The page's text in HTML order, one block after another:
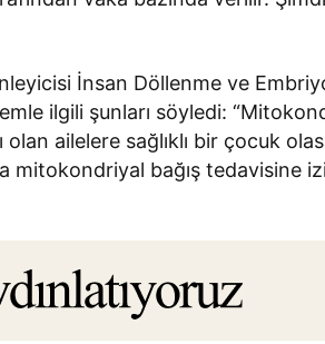
İnsan Döllenme ve
ilgili şunları söyledi:
ailelere sağlıklı bir çocuk
mitokondriyal bağış tedavisine